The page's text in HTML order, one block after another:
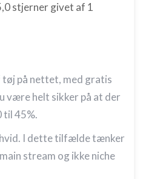
stjerner givet af 1
tøj på nettet, med gratis
være helt sikker på at der
til 45%.
I dette tilfælde tænker
stream og ikke niche